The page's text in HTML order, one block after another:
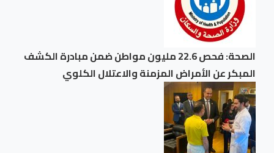
الصحة: فحص 22.6 مليون مواطن ضمن مبادرة الكشف
المبكر عن الأمراض المزمنة والاعتلال الكلوي